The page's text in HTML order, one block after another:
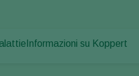
Informazioni su Koppert